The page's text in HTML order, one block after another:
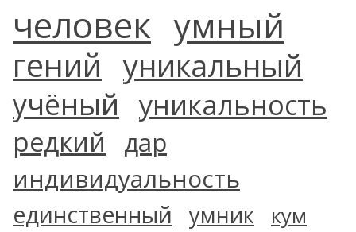
человек умный
гений уникальный
учёный уникальность
редкий дар
индивидуальность
единственный умник кум